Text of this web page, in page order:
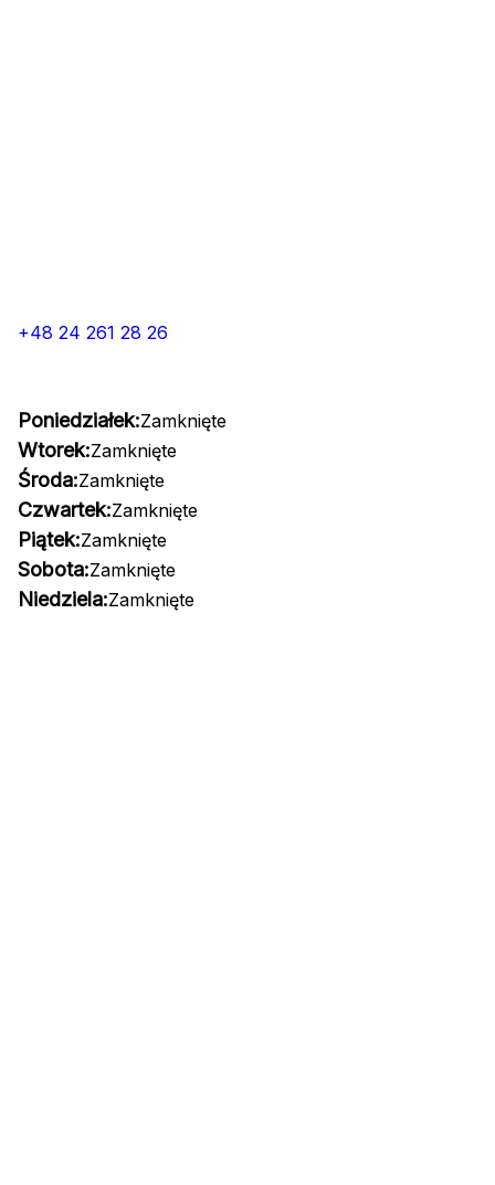
+48 24 261 28 26
Poniedziałek:Zamknięte
Wtorek:Zamknięte
Środa:Zamknięte
Czwartek:Zamknięte
Piątek:Zamknięte
Sobota:Zamknięte
Niedziela:Zamknięte